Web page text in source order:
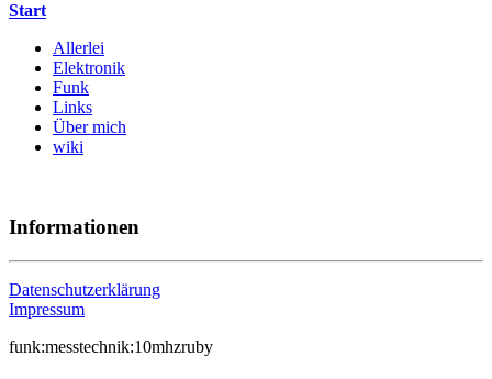
Start
Allerlei
Elektronik
Funk
Links
Über mich
wiki
Informationen
Datenschutzerklärung
Impressum
funk:messtechnik:10mhzruby